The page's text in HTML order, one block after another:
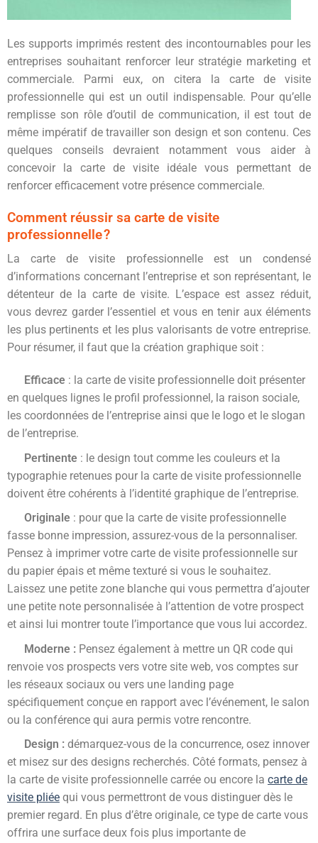
Les supports imprimés restent des incontournables pour les
entreprises souhaitant renforcer leur stratégie marketing et
commerciale. Parmi eux, on citera la carte de visite
professionnelle qui est un outil indispensable. Pour qu’elle
remplisse son rôle d’outil de communication, il est tout de
même impératif de travailler son design et son contenu. Ces
quelques conseils devraient notamment vous aider à
concevoir la carte de visite idéale vous permettant de
renforcer efficacement votre présence commerciale.
Comment réussir sa carte de visite
professionnelle ?
La carte de visite professionnelle est un condensé
d’informations concernant l’entreprise et son représentant, le
détenteur de la carte de visite. L’espace est assez réduit,
vous devrez garder l’essentiel et vous en tenir aux éléments
les plus pertinents et les plus valorisants de votre entreprise.
Pour résumer, il faut que la création graphique soit :
Efficace : la carte de visite professionnelle doit présenter
en quelques lignes le profil professionnel, la raison sociale,
les coordonnées de l’entreprise ainsi que le logo et le slogan
de l’entreprise.
Pertinente : le design tout comme les couleurs et la
typographie retenues pour la carte de visite professionnelle
doivent être cohérents à l’identité graphique de l’entreprise.
Originale : pour que la carte de visite professionnelle
fasse bonne impression, assurez-vous de la personnaliser.
Pensez à imprimer votre carte de visite professionnelle sur
du papier épais et même texturé si vous le souhaitez.
Laissez une petite zone blanche qui vous permettra d’ajouter
une petite note personnalisée à l’attention de votre prospect
et ainsi lui montrer toute l’importance que vous lui accordez.
Moderne : Pensez également à mettre un QR code qui
renvoie vos prospects vers votre site web, vos comptes sur
les réseaux sociaux ou vers une landing page
spécifiquement conçue en rapport avec l’événement, le salon
ou la conférence qui aura permis votre rencontre.
Design : démarquez-vous de la concurrence, osez innover
et misez sur des designs recherchés. Côté formats, pensez à
la carte de visite professionnelle carrée ou encore la carte de
visite pliée qui vous permettront de vous distinguer dès le
premier regard. En plus d’être originale, ce type de carte vous
offrira une surface deux fois plus importante de